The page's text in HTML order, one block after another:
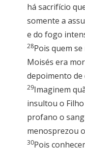
há sacrifício
somente a
e do fogo
28Pois quem
Moisés era
depoimento
29Imaginem
insultou o
profano o
menosprezou
30Pois